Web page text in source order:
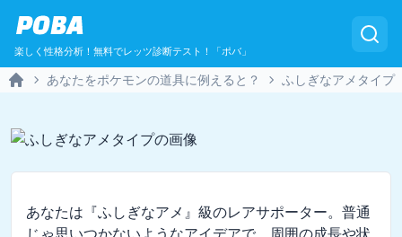
POBA
楽しく性格分析！無料でレッツ診断テスト！「ポバ」
あなたをポケモンの道具に例えると？ ふしぎなアメタイプ
あなたは『ふしぎなアメ』級のレアサポーター。普通
じゃ思いつかないようなアイデアで、周囲の成長や状